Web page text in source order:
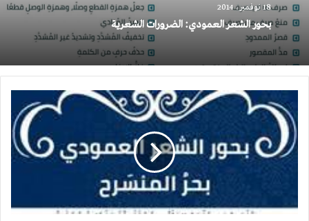
18 نوفمبر، 2014
بحور الشعر العمودي: الضرورات الشعرية
الشعر
العمودي:
بحر
المنسرح